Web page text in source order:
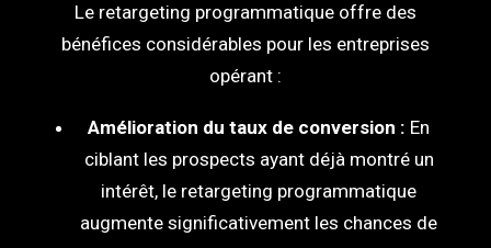
Le retargeting programmatique offre des
bénéfices considérables pour les entreprises
opérant :
Amélioration du taux de conversion : En
ciblant les prospects ayant déjà montré un
intérêt, le retargeting programmatique
augmente significativement les chances de